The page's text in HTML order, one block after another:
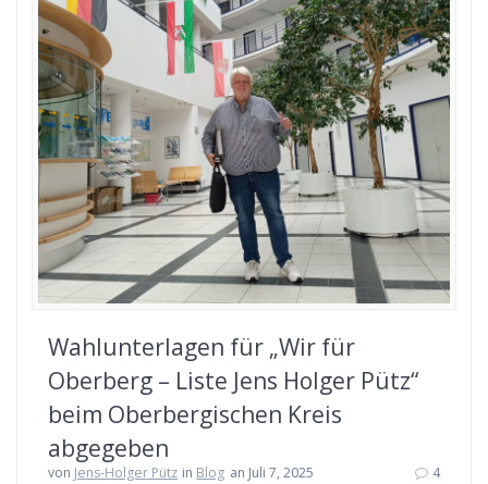
Wahlunterlagen für „Wir für
Oberberg – Liste Jens Holger Pütz“
beim Oberbergischen Kreis
abgegeben
von Jens-Holger Pütz in Blog an Juli 7, 2025 4